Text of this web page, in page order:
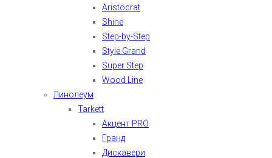
Aristocrat
Shine
Step-by-Step
Style Grand
Super Step
Wood Line
Линолеум
Tarkett
Акцент PRO
Гранд
Дискавери